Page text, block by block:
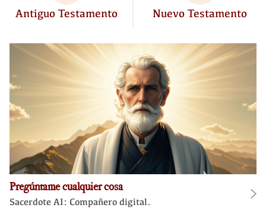
Antiguo Testamento Nuevo Testamento
Pregúntame cualquier cosa
Sacerdote AI: Compañero digital.